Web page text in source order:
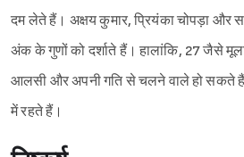
दम लेते हैं। अक्षय कुमार, प्रियंका चोपड़ा और
अंक के गुणों को दर्शाते हैं। हालांकि, 27 जैसे
आलसी और अपनी गति से चलने वाले हो सकते
में रहते हैं।